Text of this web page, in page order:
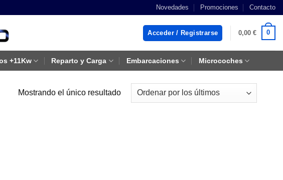
Novedades Promociones Contacto
Acceder / Registrarse 0,00 € 0
+11Kw Reparto y Carga Embarcaciones Microcoches
Mostrando el único resultado